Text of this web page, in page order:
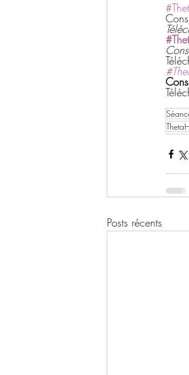
Posts récents